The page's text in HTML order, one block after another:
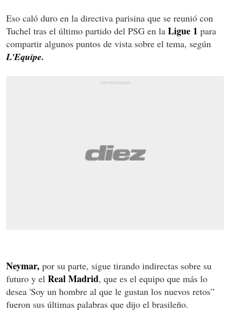
Eso caló duro en la directiva parisina que se reunió con
Tuchel tras el último partido del PSG en la Ligue 1 para
compartir algunos puntos de vista sobre el tema, según
L'Equipe.
Neymar, por su parte, sigue tirando indirectas sobre su
futuro y el Real Madrid, que es el equipo que más lo
desea 'Soy un hombre al que le gustan los nuevos retos”
fueron sus últimas palabras que dijo el brasileño.